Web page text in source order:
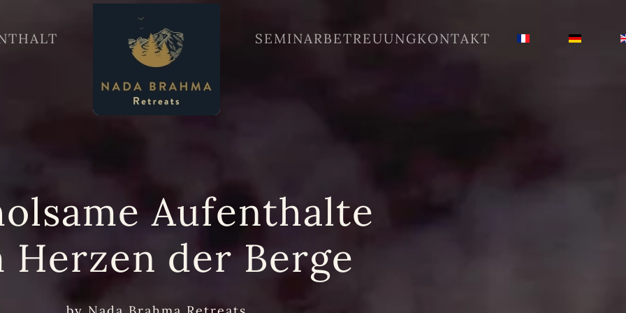
SEMINARBETREUUNGKONTAKT
Aufenthalte
Herzen der Berge